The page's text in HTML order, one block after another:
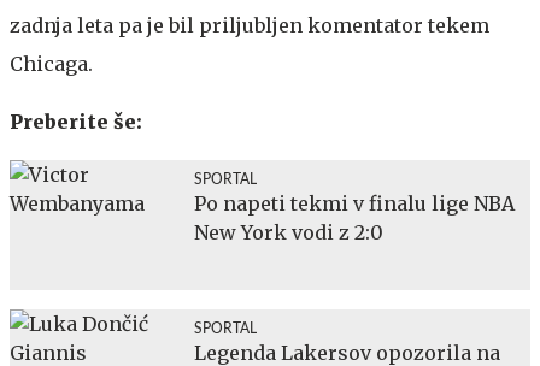
zadnja leta pa je bil priljubljen komentator tekem
Chicaga.
Preberite še:
SPORTAL
Po napeti tekmi v finalu lige NBA
New York vodi z 2:0
SPORTAL
Legenda Lakersov opozorila na